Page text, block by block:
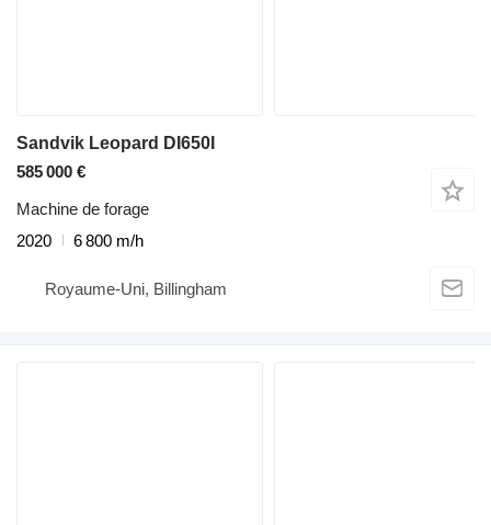
Sandvik Leopard DI650I
585 000 €
Machine de forage
2020
6 800 m/h
Royaume-Uni, Billingham